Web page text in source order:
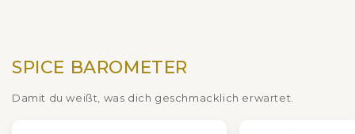
SPICE BAROMETER
Damit du weißt, was dich geschmacklich erwartet.